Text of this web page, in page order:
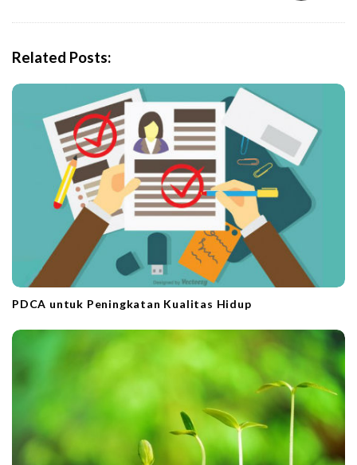
Related Posts:
PDCA untuk Peningkatan Kualitas Hidup